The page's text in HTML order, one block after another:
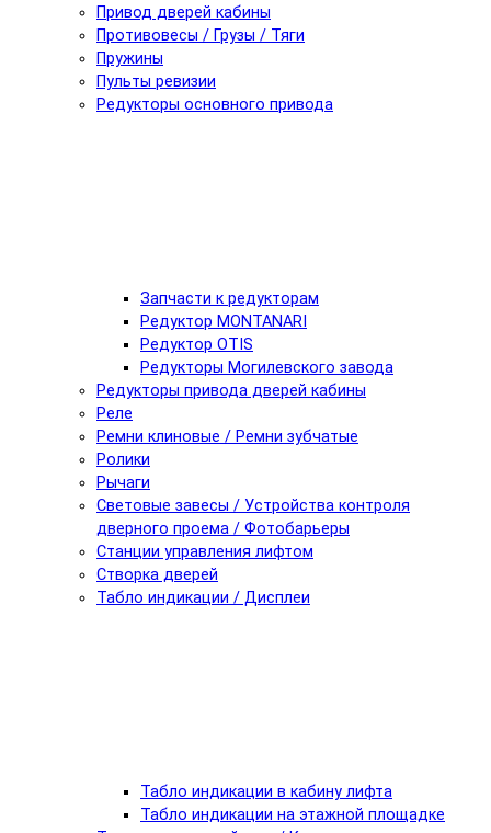
Привод дверей кабины
Противовесы / Грузы / Тяги
Пружины
Пульты ревизии
Редукторы основного привода
Запчасти к редукторам
Редуктор MONTANARI
Редуктор OTIS
Редукторы Могилевского завода
Редукторы привода дверей кабины
Реле
Ремни клиновые / Ремни зубчатые
Ролики
Рычаги
Световые завесы / Устройства контроля
дверного проема / Фотобарьеры
Станции управления лифтом
Створка дверей
Табло индикации / Дисплеи
Табло индикации в кабину лифта
Табло индикации на этажной площадке